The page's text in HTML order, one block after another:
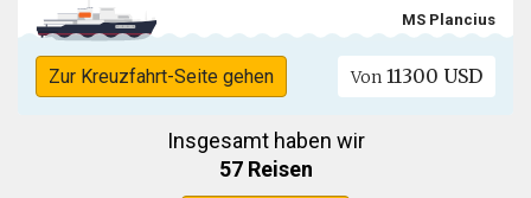
MS Plancius
Zur Kreuzfahrt-Seite gehen Von 11300 USD
Insgesamt haben wir
57 Reisen